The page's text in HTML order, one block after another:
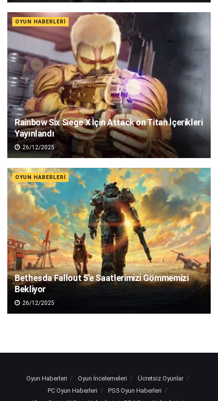
OYUN HABERLERI
Rainbow Six Siege X İçin Attack on Titan İçerikleri
Yayınlandı
26/12/2025
OYUN HABERLERI
Bethesda Fallout 5’e Saatlerimizi Gömmemizi
Bekliyor
26/12/2025
Oyun Haberleri Oyun İncelemeleri
Ücretsiz Oyunlar
PC Oyun Haberleri
PS5 Oyun Haberleri